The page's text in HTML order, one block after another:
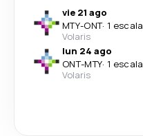
vie 21 ago
MTY-ONT· 1 escala
Volaris
lun 24 ago
ONT-MTY· 1 escala
Volaris